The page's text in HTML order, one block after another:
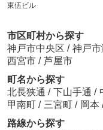
東伍ビル
市区町村から探す
神戸市中央区 / 神戸市
西宮市 / 芦屋市
町名から探す
北長狭通 / 下山手通 /
甲南町 / 三宮町 / 岡本
路線から探す